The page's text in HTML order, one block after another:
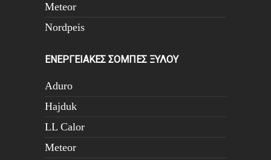
Meteor
Nordpeis
ΕΝΕΡΓΕΙΑΚΕΣ ΣΟΜΠΕΣ ΞΥΛΟΥ
Aduro
Hajduk
LL Calor
Meteor